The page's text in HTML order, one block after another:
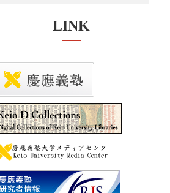
LINK